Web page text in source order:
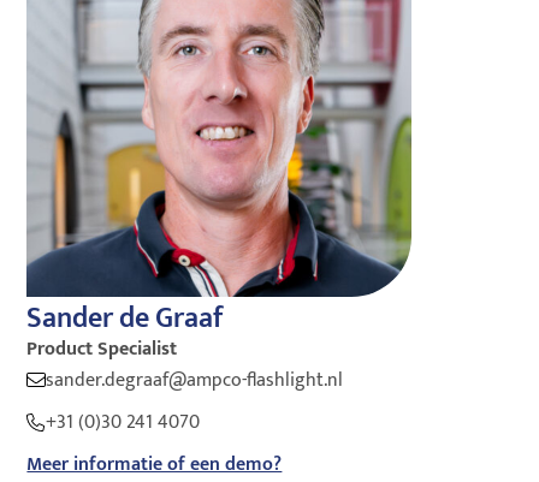
Sander de Graaf
Product Specialist
sander.degraaf@ampco-flashlight.nl
+31 (0)30 241 4070
Meer informatie of een demo?